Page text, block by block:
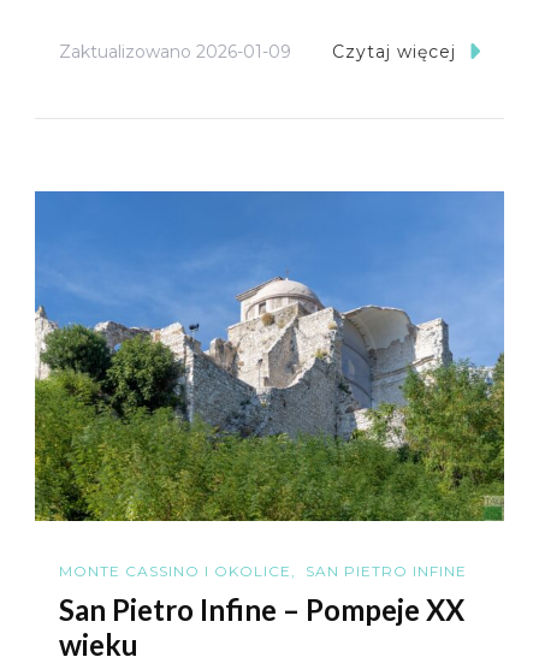
Zaktualizowano 2026-01-09 Czytaj więcej
MONTE CASSINO I OKOLICE SAN PIETRO INFINE
San Pietro Infine – Pompeje XX
wieku